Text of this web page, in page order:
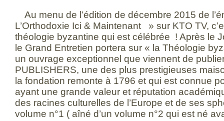
Au menu de l’édition de décembre 2015 de
L’Orthodoxie Ici & Maintenant » sur KTO TV,
théologie byzantine qui est célébrée ! Après le
le Grand Entretien portera sur « la Théologie
un ouvrage exceptionnel que viennent de
PUBLISHERS, une des plus prestigieuses
la fondation remonte à 1796 et qui est connue
ayant une grande valeur et réputation
des racines culturelles de l’Europe et de ses
volume n°1 ( aîné d’un volume n°2 qui est né